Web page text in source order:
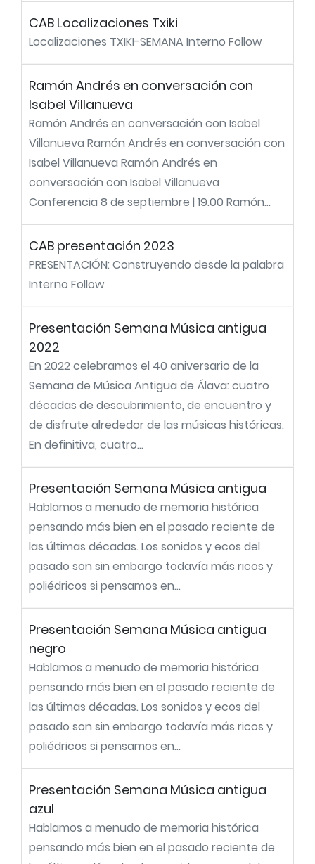
CAB Localizaciones Txiki
Localizaciones TXIKI-SEMANA Interno Follow
Ramón Andrés en conversación con
Isabel Villanueva
Ramón Andrés en conversación con Isabel
Villanueva Ramón Andrés en conversación con
Isabel Villanueva Ramón Andrés en
conversación con Isabel Villanueva
Conferencia 8 de septiembre | 19.00 Ramón...
CAB presentación 2023
PRESENTACIÓN: Construyendo desde la palabra
Interno Follow
Presentación Semana Música antigua
2022
En 2022 celebramos el 40 aniversario de la
Semana de Música Antigua de Álava: cuatro
décadas de descubrimiento, de encuentro y
de disfrute alrededor de las músicas históricas.
En definitiva, cuatro...
Presentación Semana Música antigua
Hablamos a menudo de memoria histórica
pensando más bien en el pasado reciente de
las últimas décadas. Los sonidos y ecos del
pasado son sin embargo todavía más ricos y
poliédricos si pensamos en...
Presentación Semana Música antigua
negro
Hablamos a menudo de memoria histórica
pensando más bien en el pasado reciente de
las últimas décadas. Los sonidos y ecos del
pasado son sin embargo todavía más ricos y
poliédricos si pensamos en...
Presentación Semana Música antigua
azul
Hablamos a menudo de memoria histórica
pensando más bien en el pasado reciente de